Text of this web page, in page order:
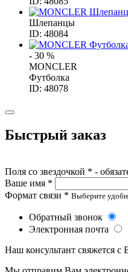
Шлепанцы
ID: 48084
- 30 %
MONCLER
Футболка
ID: 48078
Быстрый заказ
Поля со звездочкой * -
Ваше имя *
Формат связи * Выберите
Обратный звонок
Электронная почта
Наш консультант свяжется